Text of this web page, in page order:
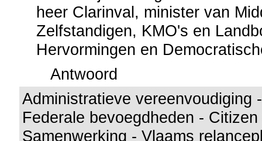
heer Clarinval, minister van
Zelfstandigen, KMO's en
Hervormingen en
Antwoord
Administratieve vereenvoudiging
Federale bevoegdheden -
Samenwerking - Vlaams